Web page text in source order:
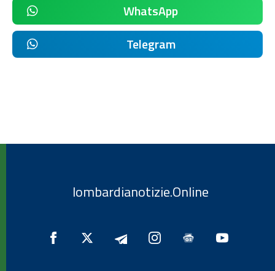
WhatsApp
Telegram
lombardianotizie.Online